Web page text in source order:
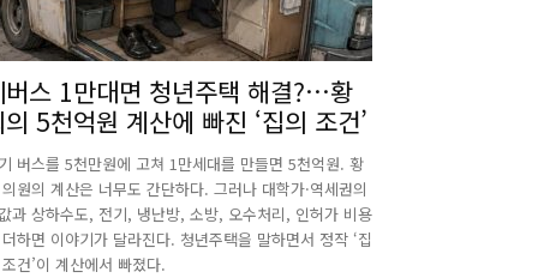
버스 1만대면 청년주택 해결?…황
5천억원 계산에 빠진 ‘집의 조건’
버스를 5천만원에 고쳐 1만세대를 만들면 5천억원. 황
원의 계산은 너무도 간단하다. 그러나 대학가·역세권의
과 상하수도, 전기, 냉난방, 소방, 오수처리, 인허가 비용
하면 이야기가 달라진다. 청년주택을 말하면서 정작 ‘집
건’이 계산에서 빠졌다.